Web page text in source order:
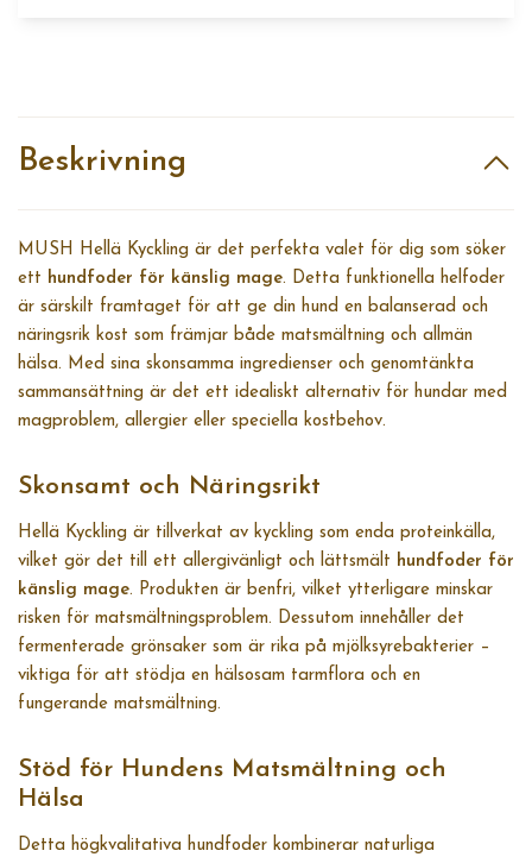
Beskrivning
MUSH Hellä Kyckling är det perfekta valet för dig som söker
ett hundfoder för känslig mage. Detta funktionella helfoder
är särskilt framtaget för att ge din hund en balanserad och
näringsrik kost som främjar både matsmältning och allmän
hälsa. Med sina skonsamma ingredienser och genomtänkta
sammansättning är det ett idealiskt alternativ för hundar med
magproblem, allergier eller speciella kostbehov.
Skonsamt och Näringsrikt
Hellä Kyckling är tillverkat av kyckling som enda proteinkälla,
vilket gör det till ett allergivänligt och lättsmält hundfoder för
känslig mage. Produkten är benfri, vilket ytterligare minskar
risken för matsmältningsproblem. Dessutom innehåller det
fermenterade grönsaker som är rika på mjölksyrebakterier –
viktiga för att stödja en hälsosam tarmflora och en
fungerande matsmältning.
Stöd för Hundens Matsmältning och
Hälsa
Detta högkvalitativa hundfoder kombinerar naturliga